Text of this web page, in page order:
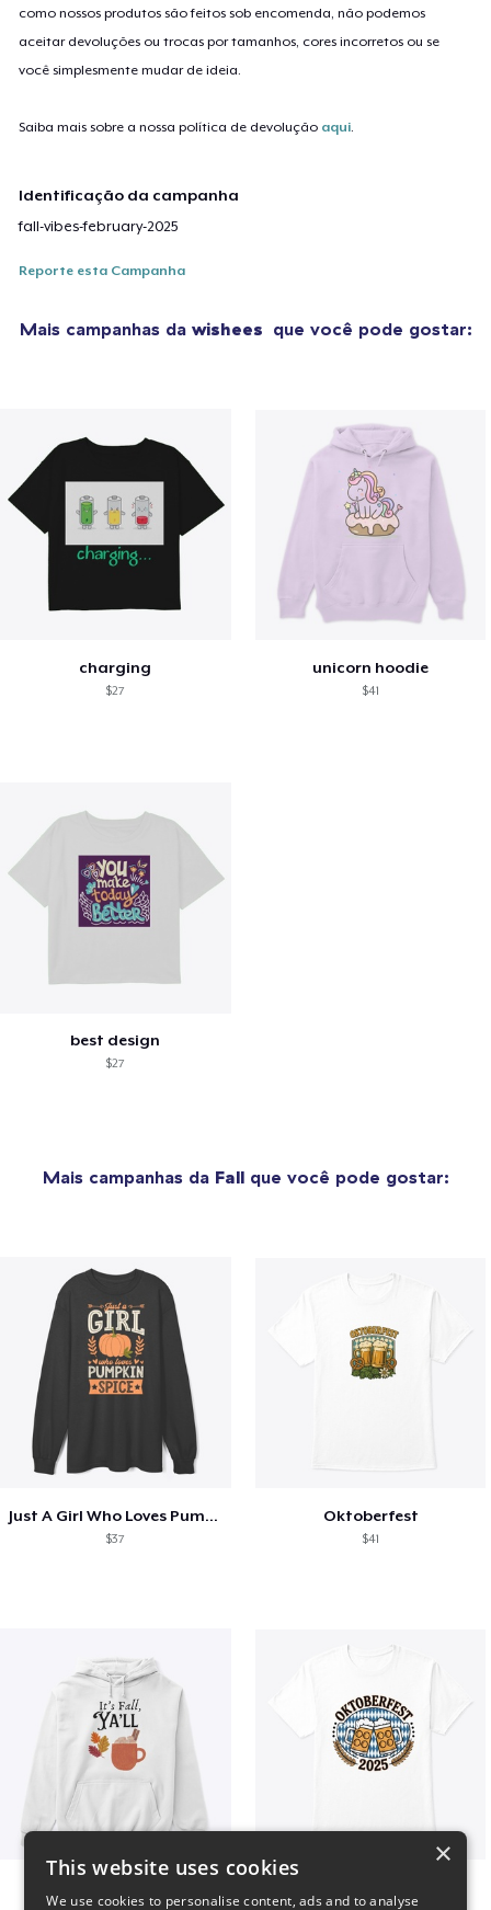
como nossos produtos são feitos sob encomenda, não podemos
aceitar devoluções ou trocas por tamanhos, cores incorretos ou se
você simplesmente mudar de ideia.
Saiba mais sobre a nossa política de devolução aqui
Identificação da campanha
fall-vibes-february-2025
Reporte esta Campanha
Mais campanhas da wishees que você pode gostar:
charging
$27
unicorn hoodie
$41
best design
$27
Mais campanhas da Fallque você pode gostar:
Just A Girl Who Loves Pumpkin Spice
$37
Oktoberfest
$41
×
This website uses cookies
We use cookies to personalise content, ads and to analyse